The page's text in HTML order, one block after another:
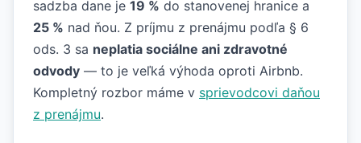
sadzba dane je 19 % do stanovenej hranice a
25 % nad ňou. Z príjmu z prenájmu podľa § 6
ods. 3 sa neplatia sociálne ani zdravotné
odvody — to je veľká výhoda oproti Airbnb.
Kompletný rozbor máme v sprievodcovi daňou
z prenájmu.